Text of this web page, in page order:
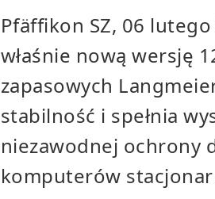
Pfäffikon SZ, 06 lutego
właśnie nową wersję
zapasowych
stabilność i spełnia
niezawodnej ochrony
komputerów